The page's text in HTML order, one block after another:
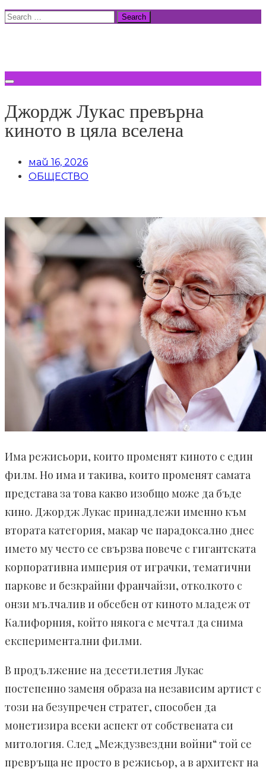
Skip
Search
Джордж Лукас превърна
киното в цяла вселена
май 16, 2026
ОБЩЕСТВО
Има режисьори, които променят киното с един
филм. Но има и такива, които променят самата
представа за това какво изобщо може да бъде
кино. Джордж Лукас принадлежи именно към
втората категория, макар че парадоксално днес
името му често се свързва повече с гигантската
корпоративна империя от играчки, тематични
паркове и безкрайни франчайзи, отколкото с
онзи мълчалив и обсебен от киното младеж от
Калифорния, който някога е мечтал да снима
експериментални филми.
В продължение на десетилетия Лукас
постепенно заменя образа на независим артист с
този на безупречен стратег, способен да
монетизира всеки аспект от собствената си
митология. След „Междузвездни войни“ той се
превръща не просто в режисьор, а в архитект на